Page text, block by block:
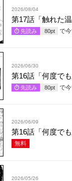
2026/08/04
第17話「触れた
先読み 80pt で
2026/06/30
第16話「何度で
先読み 80pt で
2026/06/09
第16話「何度で
無料
2026/05/26